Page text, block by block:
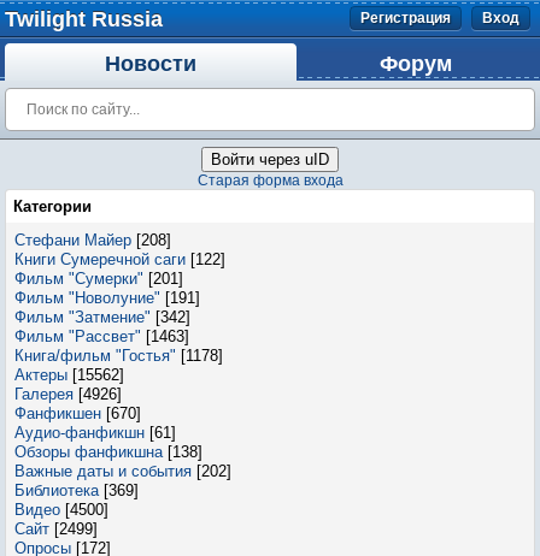
Twilight Russia Регистрация Вход
Новости Форум
Войти через uID
Старая форма входа
Категории
Стефани Майер [208]
Книги Сумеречной саги [122]
Фильм "Сумерки" [201]
Фильм "Новолуние" [191]
Фильм "Затмение" [342]
Фильм "Рассвет" [1463]
Книга/фильм "Гостья" [1178]
Актеры [15562]
Галерея [4926]
Фанфикшен [670]
Аудио-фанфикшн [61]
Обзоры фанфикшна [138]
Важные даты и события [202]
Библиотека [369]
Видео [4500]
Сайт [2499]
Опросы [172]